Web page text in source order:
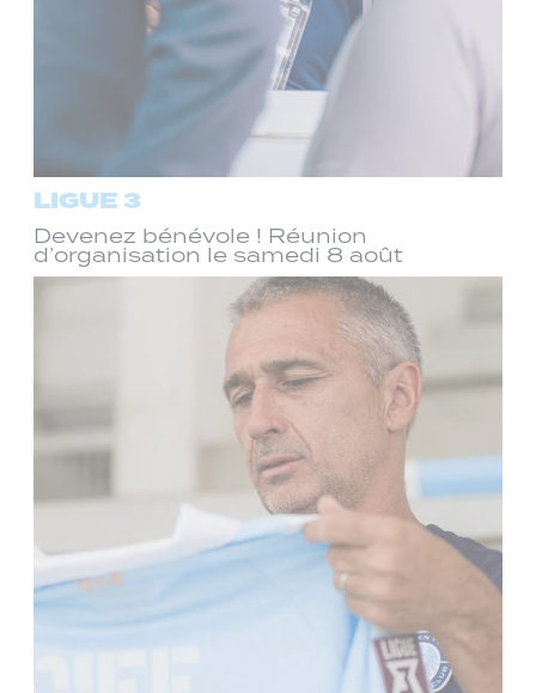
LIGUE 3
Devenez bénévole ! Réunion
d’organisation le samedi 8 août